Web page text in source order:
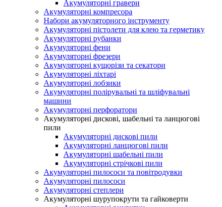
Акумуляторні гравери
Акумуляторні компресора
Набори акумуляторного інструменту
Акумуляторні пістолети для клею та герметику
Акумуляторні рубанки
Акумуляторні фени
Акумуляторні фрезери
Акумуляторні кущорізи та секатори
Акумуляторні ліхтарі
Акумуляторні лобзики
Акумуляторні полірувальні та шліфувальні
машини
Акумуляторні перфоратори
Акумуляторні дискові, шабельні та ланцюгові
пили
Акумуляторні дискові пили
Акумуляторні ланцюгові пили
Акумуляторні шабельні пили
Акумуляторні стрічкові пили
Акумуляторні пилососи та повітродувки
Акумуляторні пилососи
Акумуляторні степлери
Акумуляторні шурупокрути та гайковерти